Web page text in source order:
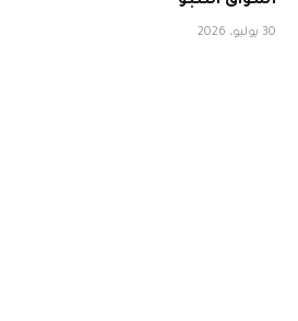
30 يوليو، 2026